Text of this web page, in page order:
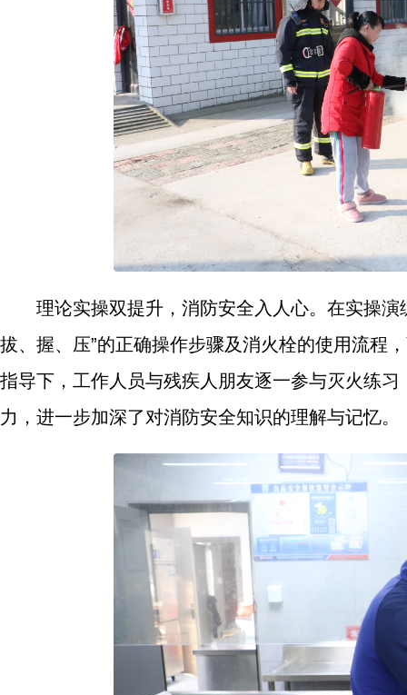
理论实操双提升，消防安全入人心。在实操
拔、握、压”的正确操作步骤及消火栓的使用流程
指导下，工作人员与残疾人朋友逐一参与灭火练
力，进一步加深了对消防安全知识的理解与记忆。